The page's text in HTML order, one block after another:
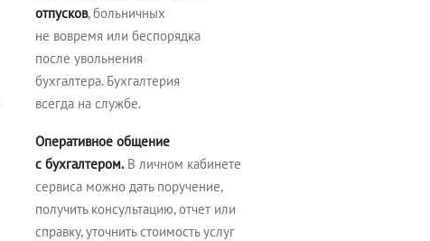
отпусков, больничных
не вовремя или беспорядка
после увольнения
бухгалтера. Бухгалтерия
всегда на службе.
Оперативное общение
с бухгалтером. В личном кабинете
сервиса можно дать поручение,
получить консультацию, отчет или
справку, уточнить стоимость услуг